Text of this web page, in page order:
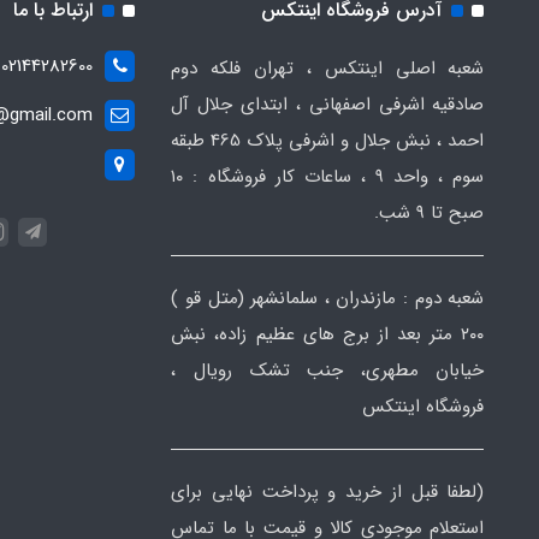
آدرس فروشگاه اینتکس
شعبه اصلی اینتکس ، تهران فلکه دوم
صادقیه اشرفی اصفهانی ، ابتدای جلال آل
احمد ، نبش جلال و اشرفی پلاک 465 طبقه
سوم ، واحد ۹ ، ساعات کار فروشگاه : ۱۰
صبح تا ۹ شب.
شعبه دوم : مازندران ، سلمانشهر (متل قو )
۲۰۰ متر بعد از برج های عظیم زاده، نبش
خیابان مطهری، جنب تشک رویال ،
فروشگاه اینتکس
(لطفا قبل از خرید و پرداخت نهایی برای
استعلام موجودی کالا و قیمت با ما تماس
ارتباط با ما
02144282600